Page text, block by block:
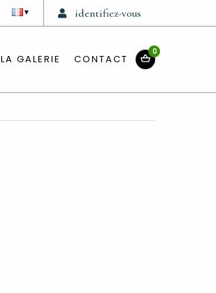
identifiez-vous
▼
LA GALERIE CONTACT
0